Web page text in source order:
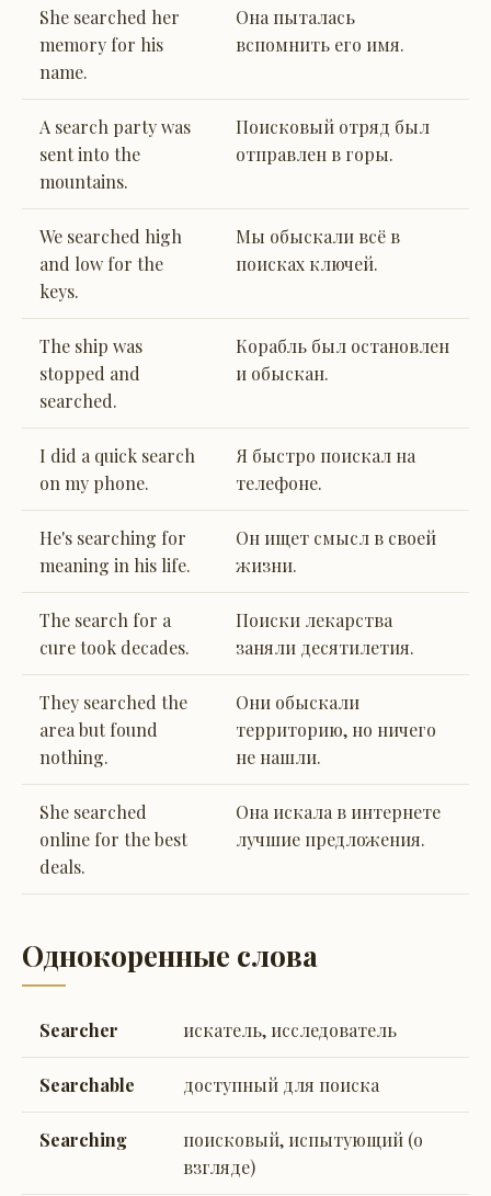
She searched her
memory for his
name.
Она пыталась
вспомнить его имя.
A search party was
sent into the
mountains.
Поисковый отряд был
отправлен в горы.
We searched high
and low for the
keys.
Мы обыскали всё в
поисках ключей.
The ship was
stopped and
searched.
Корабль был остановлен
и обыскан.
I did a quick search
on my phone.
Я быстро поискал на
телефоне.
He's searching for
meaning in his life.
Он ищет смысл в своей
жизни.
The search for a
cure took decades.
Поиски лекарства
заняли десятилетия.
They searched the
area but found
nothing.
Они обыскали
территорию, но ничего
не нашли.
She searched
online for the best
deals.
Она искала в интернете
лучшие предложения.
Однокоренные слова
Searcher искатель, исследователь
Searchable доступный для поиска
Searching
поисковый, испытующий (о
взгляде)